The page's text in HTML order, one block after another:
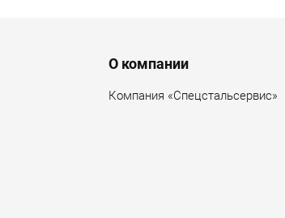
О компании
Компания «Спецстальсервис»